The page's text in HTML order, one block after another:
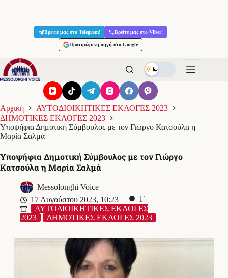
Βρείτε μας στο Telegram! Βρείτε μας στο Viber!
Προτιμώμενη πηγή στο Google
Αρχική
ΑΥΤΟΔΙΟΙΚΗΤΙΚΕΣ ΕΚΛΟΓΕΣ 2023
ΔΗΜΟΤΙΚΕΣ ΕΚΛΟΓΕΣ 2023
Υποψήφια Δημοτική Σύμβουλος με τον Γιώργο Κατσούλα η
Μαρία Σαλμά
Υποψήφια Δημοτική Σύμβουλος με τον Γιώργο
Κατσούλα η Μαρία Σαλμά
Messolonghi Voice
17 Αυγούστου 2023, 10:23
1′
ΑΥΤΟΔΙΟΙΚΗΤΙΚΕΣ ΕΚΛΟΓΕΣ
2023
ΔΗΜΟΤΙΚΕΣ ΕΚΛΟΓΕΣ 2023